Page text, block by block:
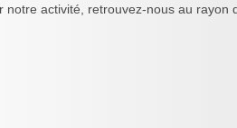
notre activité, retrouvez-nous au